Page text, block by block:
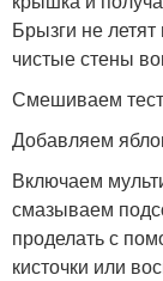
Брызги не
чистые стены
Смешиваем
Добавляем
Включаем
смазываем
проделать с
кисточки или